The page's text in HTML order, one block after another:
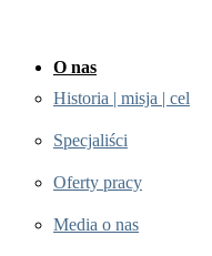
O nas
Historia | misja | cel
Specjaliści
Oferty pracy
Media o nas